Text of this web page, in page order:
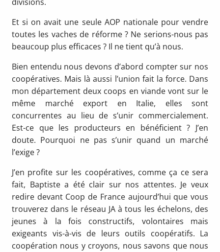
Et si on avait une seule AOP nationale pour vendre
toutes les vaches de réforme ? Ne serions-nous pas
beaucoup plus efficaces ? Il ne tient qu’à nous.
Bien entendu nous devons d’abord compter sur nos
coopératives. Mais là aussi l’union fait la force. Dans
mon département deux coops en viande vont sur le
même marché export en Italie, elles sont
concurrentes au lieu de s’unir commercialement.
Est-ce que les producteurs en bénéficient ? J’en
doute. Pourquoi ne pas s’unir quand un marché
l’exige ?
J’en profite sur les coopératives, comme ça ce sera
fait, Baptiste a été clair sur nos attentes. Je veux
redire devant Coop de France aujourd’hui que vous
trouverez dans le réseau JA à tous les échelons, des
jeunes à la fois constructifs, volontaires mais
exigeants vis-à-vis de leurs outils coopératifs. La
coopération nous y croyons, nous savons que nous